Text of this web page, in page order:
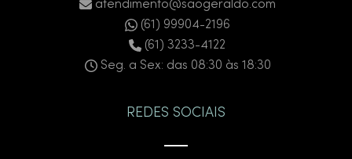
atendimento@saogeraldo.com
(61) 99904-2196
(61) 3233-4122
Seg. a Sex: das 08:30 às 18:30
REDES SOCIAIS